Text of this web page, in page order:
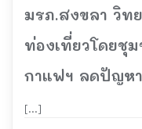
มรภ.สงขลา วิท
ท่องเที่ยวโดยชุ
กาแฟฯ ลดปัญห
รายได้ในหลากห
[…]